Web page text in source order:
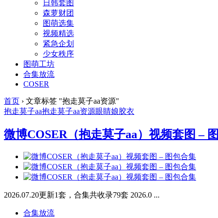
日韩套图
森萝财团
图萌选集
视频精选
紧急企划
少女秩序
图萌工坊
合集放流
COSER
首页 › 文章标签 "抱走莫子aa资源"
抱走莫子aa抱走莫子aa资源眼睛娘胶衣
微博COSER（抱走莫子aa）视频套图 –
2026.07.20更新1套，合集共收录79套 2026.0 ...
合集放流